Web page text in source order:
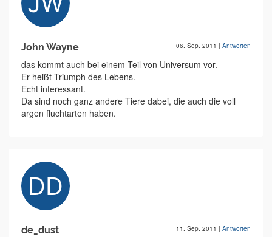
John Wayne 06. Sep. 2011 | Antworten
das kommt auch bei einem Teil von Universum vor.
Er heißt Triumph des Lebens.
Echt interessant.
Da sind noch ganz andere Tiere dabei, die auch die voll
argen fluchtarten haben.
de_dust 11. Sep. 2011 | Antworten